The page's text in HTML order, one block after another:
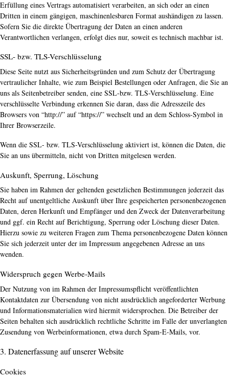
Erfüllung eines Vertrags automatisiert verarbeiten, an sich oder an einen
Dritten in einem gängigen, maschinenlesbaren Format aushändigen zu lassen.
Sofern Sie die direkte Übertragung der Daten an einen anderen
Verantwortlichen verlangen, erfolgt dies nur, soweit es technisch machbar ist.
SSL- bzw. TLS-Verschlüsselung
Diese Seite nutzt aus Sicherheitsgründen und zum Schutz der Übertragung
vertraulicher Inhalte, wie zum Beispiel Bestellungen oder Anfragen, die Sie an
uns als Seitenbetreiber senden, eine SSL-bzw. TLS-Verschlüsselung. Eine
verschlüsselte Verbindung erkennen Sie daran, dass die Adresszeile des
Browsers von “http://” auf “https://” wechselt und an dem Schloss-Symbol in
Ihrer Browserzeile.
Wenn die SSL- bzw. TLS-Verschlüsselung aktiviert ist, können die Daten, die
Sie an uns übermitteln, nicht von Dritten mitgelesen werden.
Auskunft, Sperrung, Löschung
Sie haben im Rahmen der geltenden gesetzlichen Bestimmungen jederzeit das
Recht auf unentgeltliche Auskunft über Ihre gespeicherten personenbezogenen
Daten, deren Herkunft und Empfänger und den Zweck der Datenverarbeitung
und ggf. ein Recht auf Berichtigung, Sperrung oder Löschung dieser Daten.
Hierzu sowie zu weiteren Fragen zum Thema personenbezogene Daten können
Sie sich jederzeit unter der im Impressum angegebenen Adresse an uns
wenden.
Widerspruch gegen Werbe-Mails
Der Nutzung von im Rahmen der Impressumspflicht veröffentlichten
Kontaktdaten zur Übersendung von nicht ausdrücklich angeforderter Werbung
und Informationsmaterialien wird hiermit widersprochen. Die Betreiber der
Seiten behalten sich ausdrücklich rechtliche Schritte im Falle der unverlangten
Zusendung von Werbeinformationen, etwa durch Spam-E-Mails, vor.
3. Datenerfassung auf unserer Website
Cookies